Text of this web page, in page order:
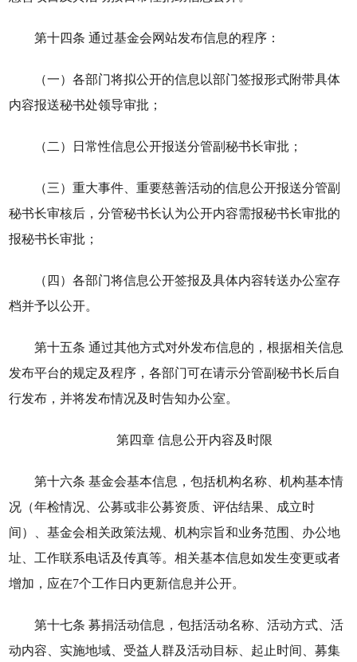
第十四条 通过基金会网站发布信息的程序：
（一）各部门将拟公开的信息以部门签报形式附带具体
内容报送秘书处领导审批；
（二）日常性信息公开报送分管副秘书长审批；
（三）重大事件、重要慈善活动的信息公开报送分管副
秘书长审核后，分管秘书长认为公开内容需报秘书长审批的
报秘书长审批；
（四）各部门将信息公开签报及具体内容转送办公室存
档并予以公开。
第十五条 通过其他方式对外发布信息的，根据相关信息
发布平台的规定及程序，各部门可在请示分管副秘书长后自
行发布，并将发布情况及时告知办公室。
第四章 信息公开内容及时限
第十六条 基金会基本信息，包括机构名称、机构基本情
况（年检情况、公募或非公募资质、评估结果、成立时
间）、基金会相关政策法规、机构宗旨和业务范围、办公地
址、工作联系电话及传真等。相关基本信息如发生变更或者
增加，应在7个工作日内更新信息并公开。
第十七条 募捐活动信息，包括活动名称、活动方式、活
动内容、实施地域、受益人群及活动目标、起止时间、募集